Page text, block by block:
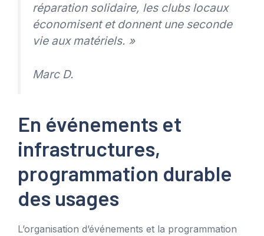
réparation solidaire, les clubs locaux
économisent et donnent une seconde
vie aux matériels. »
Marc D.
En événements et
infrastructures,
programmation durable
des usages
L’organisation d’événements et la programmation